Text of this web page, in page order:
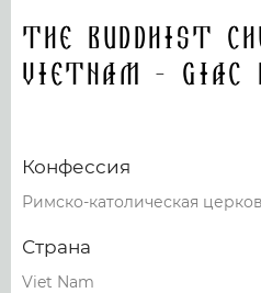
The Buddhist
Vietnam - Giac
Конфессия
Римско-католическая
Страна
Viet Nam